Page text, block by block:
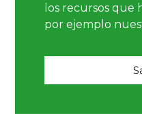
los recursos que
por ejemplo